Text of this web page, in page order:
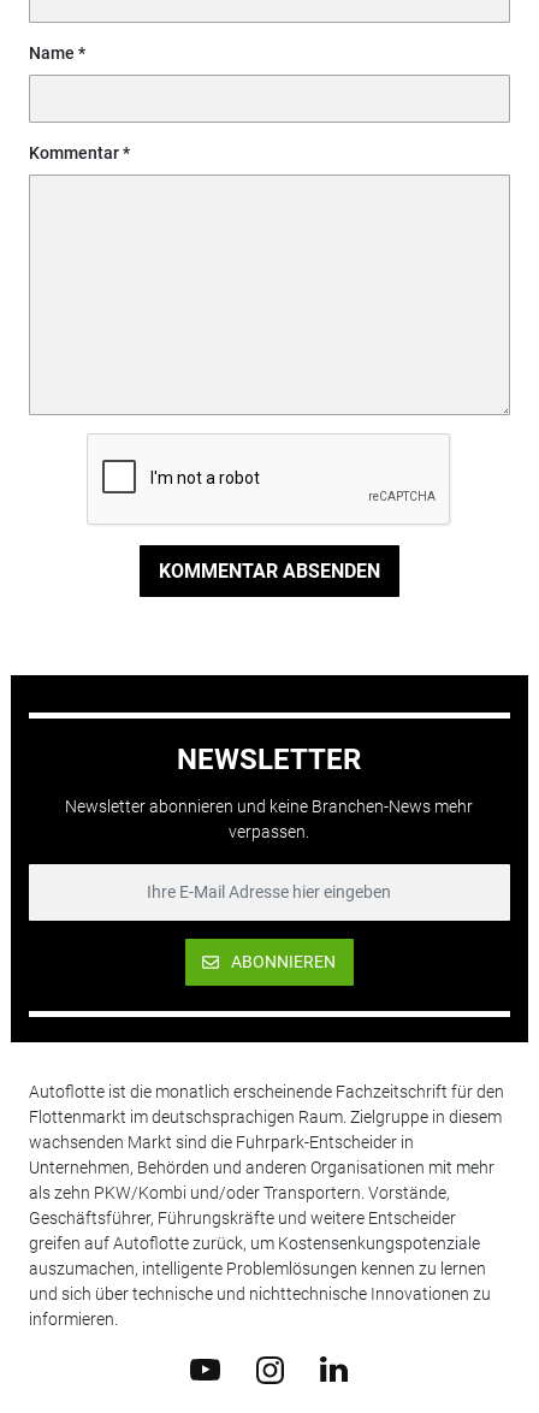
Name
Kommentar
KOMMENTAR ABSENDEN
NEWSLETTER
Newsletter abonnieren und keine Branchen-News mehr
verpassen.
ABONNIEREN
Autoflotte ist die monatlich erscheinende Fachzeitschrift für den
Flottenmarkt im deutschsprachigen Raum. Zielgruppe in diesem
wachsenden Markt sind die Fuhrpark-Entscheider in
Unternehmen, Behörden und anderen Organisationen mit mehr
als zehn PKW/Kombi und/oder Transportern. Vorstände,
Geschäftsführer, Führungskräfte und weitere Entscheider
greifen auf Autoflotte zurück, um Kostensenkungspotenziale
auszumachen, intelligente Problemlösungen kennen zu lernen
und sich über technische und nichttechnische Innovationen zu
informieren.